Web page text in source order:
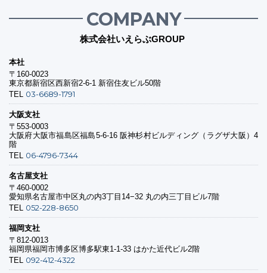
COMPANY
株式会社いえらぶGROUP
本社
〒160-0023
東京都新宿区西新宿2-6-1 新宿住友ビル50階
TEL 03-6689-1791
大阪支社
〒553-0003
大阪府大阪市福島区福島5-6-16 阪神杉村ビルディング（ラグザ大阪）4
階
TEL 06-4796-7344
名古屋支社
〒460-0002
愛知県名古屋市中区丸の内3丁目14−32 丸の内三丁目ビル7階
TEL 052-228-8650
福岡支社
〒812-0013
福岡県福岡市博多区博多駅東1-1-33 はかた近代ビル2階
TEL 092-412-4322